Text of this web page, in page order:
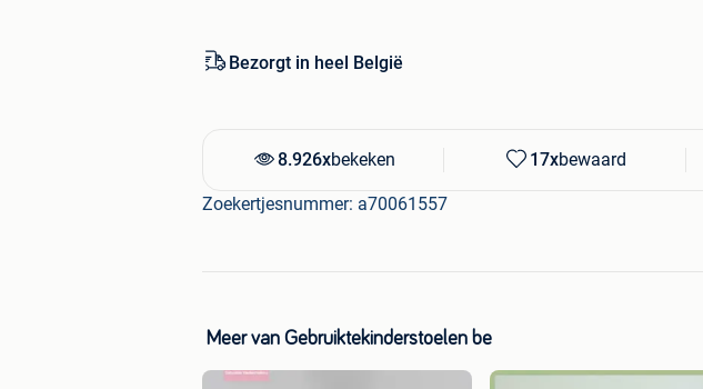
Kinderstoel, Meegroeistoel, Stokke
Bezorgt in heel België
8.926xbekeken 17xbewaard
Zoekertjesnummer: a70061557
Meer van Gebruiktekinderstoelen be